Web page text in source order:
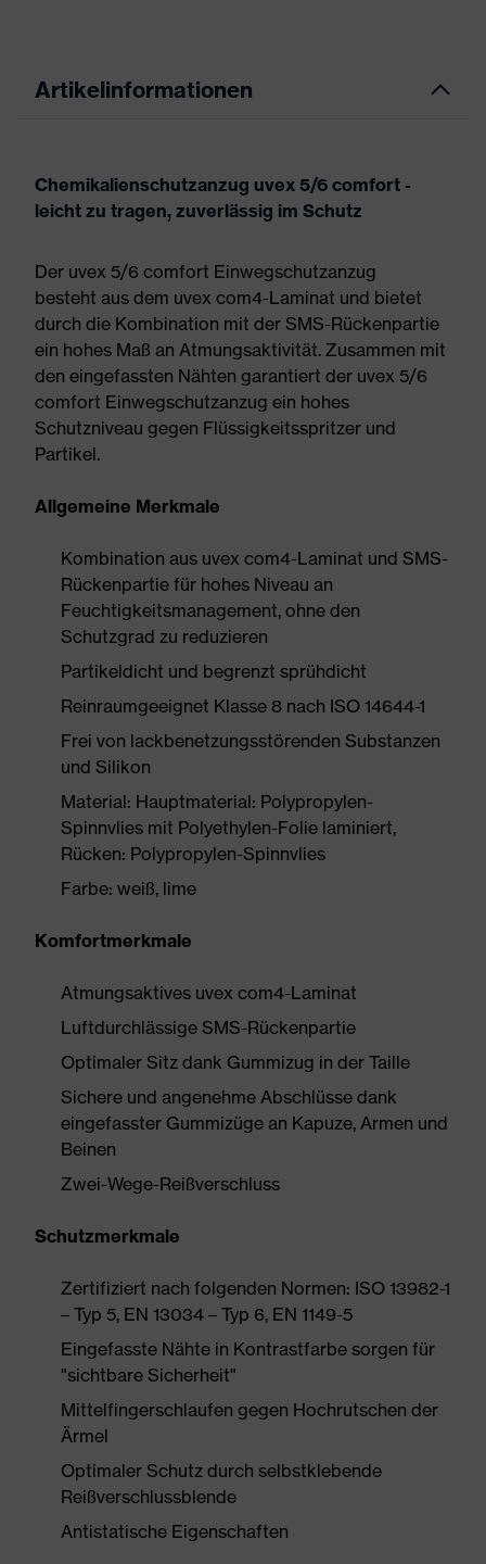
Artikelinformationen
Chemikalienschutzanzug uvex 5/6 comfort -
leicht zu tragen, zuverlässig im Schutz
Der uvex 5/6 comfort Einwegschutzanzug
besteht aus dem uvex com4-Laminat und bietet
durch die Kombination mit der SMS-Rückenpartie
ein hohes Maß an Atmungsaktivität. Zusammen mit
den eingefassten Nähten garantiert der uvex 5/6
comfort Einwegschutzanzug ein hohes
Schutzniveau gegen Flüssigkeitsspritzer und
Partikel.
Allgemeine Merkmale
Kombination aus uvex com4-Laminat und SMS-
Rückenpartie für hohes Niveau an
Feuchtigkeitsmanagement, ohne den
Schutzgrad zu reduzieren
Partikeldicht und begrenzt sprühdicht
Reinraumgeeignet Klasse 8 nach ISO 14644-1
Frei von lackbenetzungsstörenden Substanzen
und Silikon
Material: Hauptmaterial: Polypropylen-
Spinnvlies mit Polyethylen-Folie laminiert,
Rücken: Polypropylen-Spinnvlies
Farbe: weiß, lime
Komfortmerkmale
Atmungsaktives uvex com4-Laminat
Luftdurchlässige SMS-Rückenpartie
Optimaler Sitz dank Gummizug in der Taille
Sichere und angenehme Abschlüsse dank
eingefasster Gummizüge an Kapuze, Armen und
Beinen
Zwei-Wege-Reißverschluss
Schutzmerkmale
Zertifiziert nach folgenden Normen: ISO 13982-1
– Typ 5, EN 13034 – Typ 6, EN 1149-5
Eingefasste Nähte in Kontrastfarbe sorgen für
"sichtbare Sicherheit"
Mittelfingerschlaufen gegen Hochrutschen der
Ärmel
Optimaler Schutz durch selbstklebende
Reißverschlussblende
Antistatische Eigenschaften